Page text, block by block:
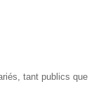
tant publics que